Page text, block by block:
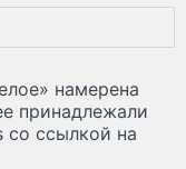
намерена
принадлежали
со ссылкой на